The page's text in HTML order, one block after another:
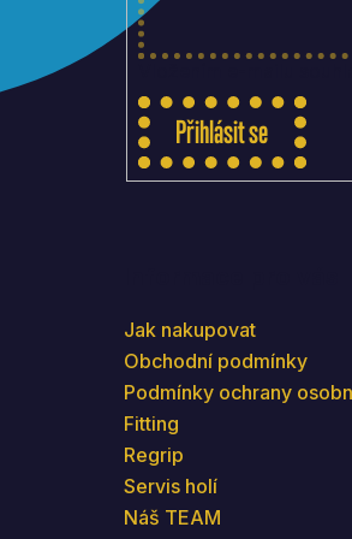
Přihlásit se
Jak nakupovat
Obchodní podmínky
Podmínky ochrany
Fitting
Regrip
Servis holí
Náš TEAM